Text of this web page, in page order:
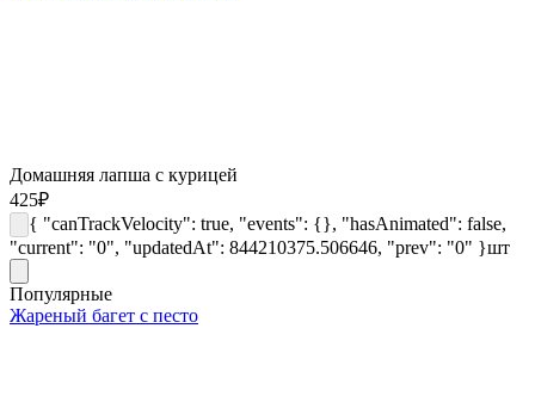
Домашняя лапша с курицей
425₽
{ "canTrackVelocity": true, "events": {}, "hasAnimated": false,
"current": "0", "updatedAt": 844210375.506646, "prev": "0" }шт
Популярные
Жареный багет с песто